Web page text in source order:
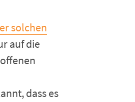
solchen
auf die
dass es